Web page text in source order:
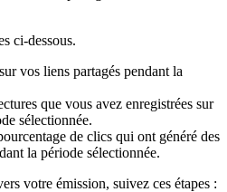
ci-dessous.
vos liens partagés pendant la
que vous avez enregistrées sur
sélectionnée.
de clics qui ont généré des
la période sélectionnée.
votre émission, suivez ces étapes :